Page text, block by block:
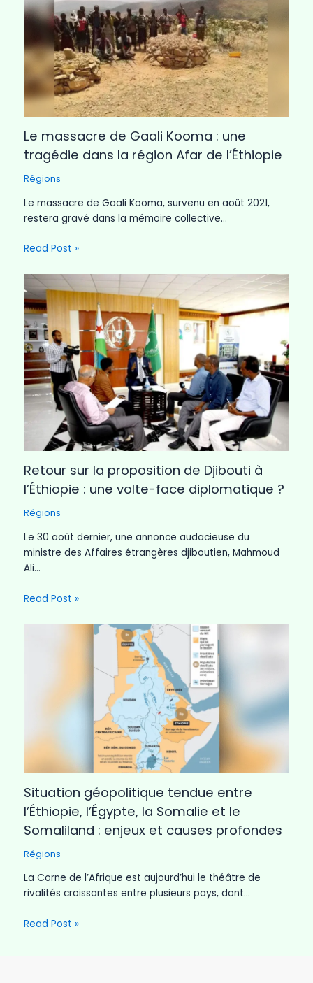
Le massacre de Gaali Kooma : une
tragédie dans la région Afar de l’Éthiopie
Régions
Le massacre de Gaali Kooma, survenu en août 2021,
restera gravé dans la mémoire collective…
Read Post »
Retour sur la proposition de Djibouti à
l’Éthiopie : une volte-face diplomatique ?
Régions
Le 30 août dernier, une annonce audacieuse du
ministre des Affaires étrangères djiboutien, Mahmoud
Ali…
Read Post »
Situation géopolitique tendue entre
l’Éthiopie, l’Égypte, la Somalie et le
Somaliland : enjeux et causes profondes
Régions
La Corne de l’Afrique est aujourd’hui le théâtre de
rivalités croissantes entre plusieurs pays, dont…
Read Post »